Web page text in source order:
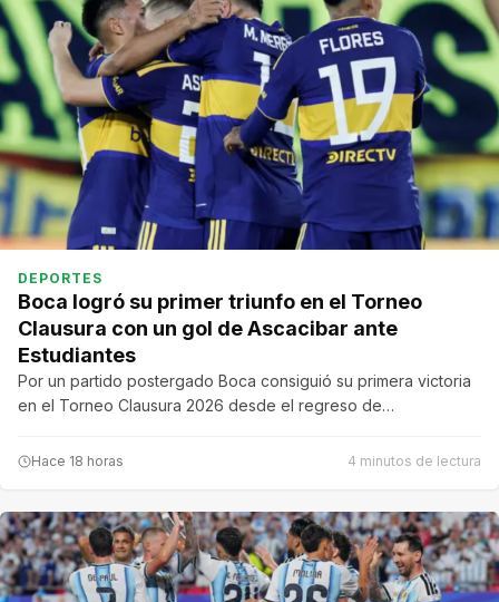
DEPORTES
Boca logró su primer triunfo en el Torneo
Clausura con un gol de Ascacibar ante
Estudiantes
Por un partido postergado Boca consiguió su primera victoria
en el Torneo Clausura 2026 desde el regreso de…
Hace 18 horas 4 minutos de lectura